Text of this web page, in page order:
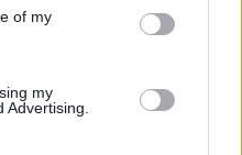
of my
my
Advertising.